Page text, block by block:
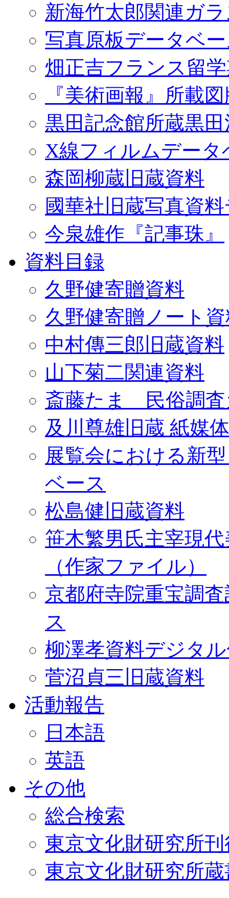
新海竹太郎関連ガ
写真原板データベ
畑正吉フランス留
『美術画報』所載
黒田記念館所蔵黒
X線フィルムデータ
森岡柳蔵旧蔵資料
國華社旧蔵写真資
今泉雄作『記事珠』
資料目録
久野健寄贈資料
久野健寄贈ノート
中村傳三郎旧蔵資料
山下菊二関連資料
斎藤たま 民俗調査
及川尊雄旧蔵 紙媒
展覧会における新
ベース
松島健旧蔵資料
笹木繁男氏主宰現
（作家ファイル）
京都府寺院重宝調
ス
柳澤孝資料デジタ
菅沼貞三旧蔵資料
活動報告
日本語
英語
その他
総合検索
東京文化財研究所
東京文化財研究所